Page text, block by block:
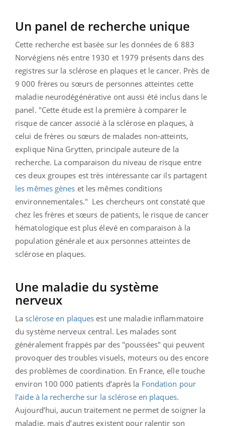
Un panel de recherche unique
Cette recherche est basée sur les données de 6 883
Norvégiens nés entre 1930 et 1979 présents dans des
registres sur la sclérose en plaques et le cancer. Près de
9 000 frères ou sœurs de personnes atteintes cette
maladie neurodégénérative ont aussi été inclus dans le
panel. "Cette étude est la première à comparer le
risque de cancer associé à la sclérose en plaques, à
celui de frères ou sœurs de malades non-atteints,
explique Nina Grytten, principale auteure de la
recherche. La comparaison du niveau de risque entre
ces deux groupes est très intéressante car ils partagent
les mêmes gènes et les mêmes conditions
environnementales." Les chercheurs ont constaté que
chez les frères et sœurs de patients, le risque de cancer
hématologique est plus élevé en comparaison à la
population générale et aux personnes atteintes de
sclérose en plaques.
Une maladie du système
nerveux
Lasclérose en plaques est une maladie inflammatoire
du système nerveux central. Les malades sont
généralement frappés par des "poussées" qui peuvent
provoquer des troubles visuels, moteurs ou des encore
des problèmes de coordination. En France, elle touche
environ 100 000 patients d’après la Fondation pour
l’aide à la recherche sur la sclérose en plaques.
Aujourd’hui, aucun traitement ne permet de soigner la
maladie, mais d’autres existent pour ralentir son